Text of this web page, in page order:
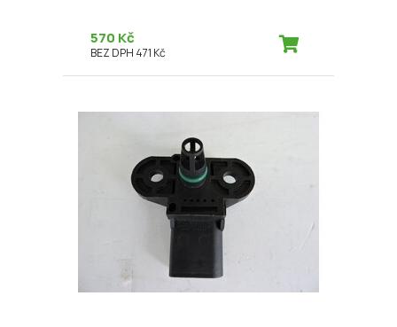
570 Kč
BEZ DPH 471 Kč